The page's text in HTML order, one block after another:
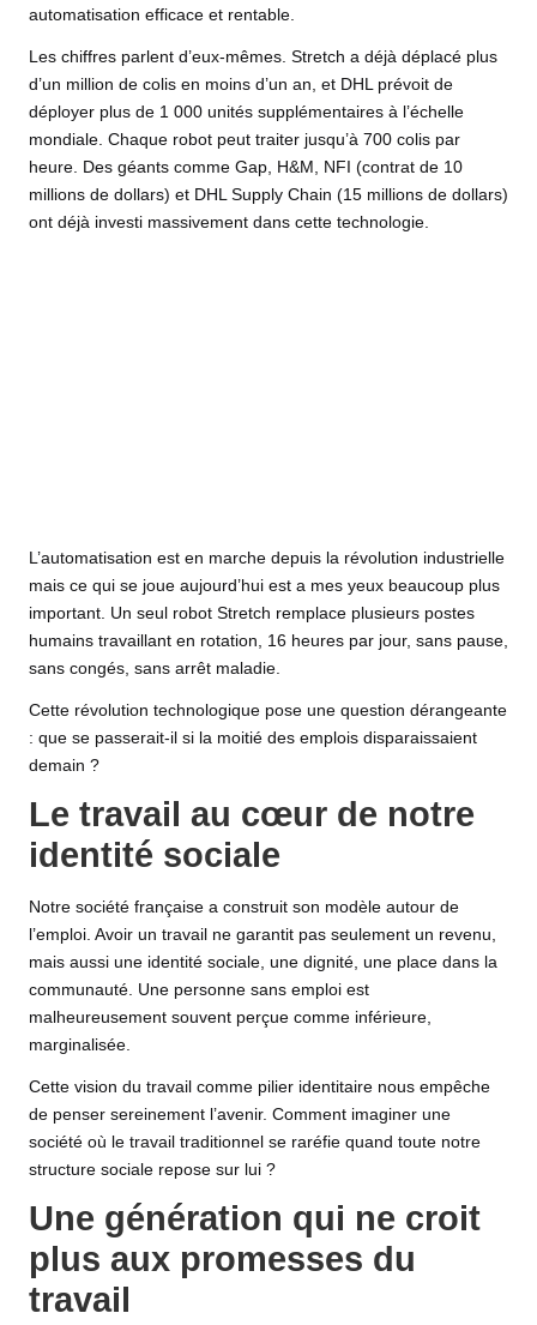
automatisation efficace et rentable.
Les chiffres parlent d’eux-mêmes. Stretch a déjà déplacé plus
d’un million de colis en moins d’un an, et DHL prévoit de
déployer plus de 1 000 unités supplémentaires à l’échelle
mondiale. Chaque robot peut traiter jusqu’à 700 colis par
heure. Des géants comme Gap, H&M, NFI (contrat de 10
millions de dollars) et DHL Supply Chain (15 millions de dollars)
ont déjà investi massivement dans cette technologie.
L’automatisation est en marche depuis la révolution industrielle
mais ce qui se joue aujourd’hui est a mes yeux beaucoup plus
important. Un seul robot Stretch remplace plusieurs postes
humains travaillant en rotation, 16 heures par jour, sans pause,
sans congés, sans arrêt maladie.
Cette révolution technologique pose une question dérangeante
: que se passerait-il si la moitié des emplois disparaissaient
demain ?
Le travail au cœur de notre
identité sociale
Notre société française a construit son modèle autour de
l’emploi. Avoir un travail ne garantit pas seulement un revenu,
mais aussi une identité sociale, une dignité, une place dans la
communauté. Une personne sans emploi est
malheureusement souvent perçue comme inférieure,
marginalisée.
Cette vision du travail comme pilier identitaire nous empêche
de penser sereinement l’avenir. Comment imaginer une
société où le travail traditionnel se raréfie quand toute notre
structure sociale repose sur lui ?
Une génération qui ne croit
plus aux promesses du
travail